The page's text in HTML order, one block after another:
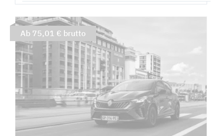
Ab 75,01 € brutto